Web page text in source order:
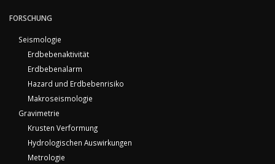
FORSCHUNG
Seismologie
Erdbebenaktivität
Erdbebenalarm
Hazard und Erdbebenrisiko
Makroseismologie
Gravimetrie
Krusten Verformung
Hydrologischen Auswirkungen
Metrologie